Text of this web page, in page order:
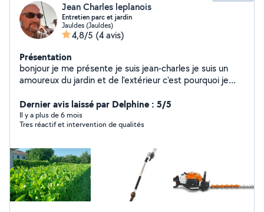
Jean Charles leplanois
Entretien parc et jardin
Jauldes (Jauldes)
4,8/5 (4 avis)
Présentation
bonjour je me présente je suis jean-charles je suis un
amoureux du jardin et de l'extérieur c'est pourquoi je
jours et je peux aussi vous donnez quelque conseil je
suis aussi assez bricoleur a +
Dernier avis laissé par Delphine : 5/5
Il y a plus de 6 mois
Tres réactif et intervention de qualités